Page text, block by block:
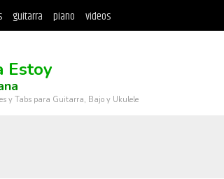
guitarra piano videos
Estoy
y Tabs para Guitarra, Bajo y Ukulele